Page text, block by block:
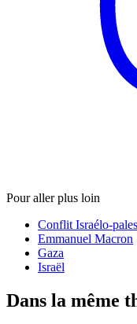
Pour aller plus loin
Conflit Israélo-
Emmanuel Macron
Gaza
Israël
Dans la même